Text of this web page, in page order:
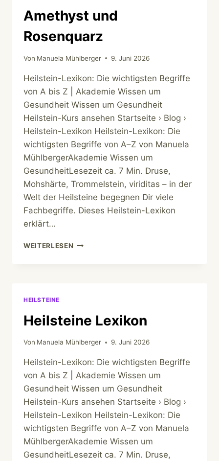
Amethyst und
Rosenquarz
Von Manuela Mühlberger 9. Juni 2026
Heilstein-Lexikon: Die wichtigsten Begriffe
von A bis Z | Akademie Wissen um
Gesundheit Wissen um Gesundheit
Heilstein-Kurs ansehen Startseite › Blog ›
Heilstein-Lexikon Heilstein-Lexikon: Die
wichtigsten Begriffe von A–Z von Manuela
MühlbergerAkademie Wissen um
GesundheitLesezeit ca. 7 Min. Druse,
Mohshärte, Trommelstein, viriditas – in der
Welt der Heilsteine begegnen Dir viele
Fachbegriffe. Dieses Heilstein-Lexikon
erklärt…
WEITERLESEN AMETHYST
HEILSTEINE
Heilsteine Lexikon
Von Manuela Mühlberger 9. Juni 2026
Heilstein-Lexikon: Die wichtigsten Begriffe
von A bis Z | Akademie Wissen um
Gesundheit Wissen um Gesundheit
Heilstein-Kurs ansehen Startseite › Blog ›
Heilstein-Lexikon Heilstein-Lexikon: Die
wichtigsten Begriffe von A–Z von Manuela
MühlbergerAkademie Wissen um
GesundheitLesezeit ca. 7 Min. Druse,